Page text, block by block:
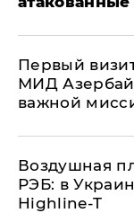
Первый
МИД
важной
Воздушная
РЭБ: в
Highline-T